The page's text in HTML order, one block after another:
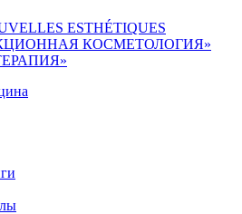
ESTHÉTIQUES
КОСМЕТОЛОГИЯ»